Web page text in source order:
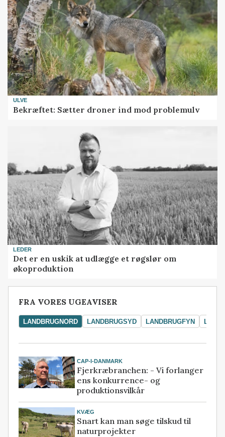
ULVE
Bekræftet: Sætter droner ind mod problemulv
LEDER
Det er en uskik at udlægge et røgslør om
økoproduktion
FRA VORES UGEAVISER
LANDBRUGNORD LANDBRUGSYD LANDBRUGFYN
CAP-I-DANMARK
Fjerkræbranchen: - Vi forlanger
ens konkurrence- og
produktionsvilkår
KVÆG
Snart kan man søge tilskud til
naturprojekter